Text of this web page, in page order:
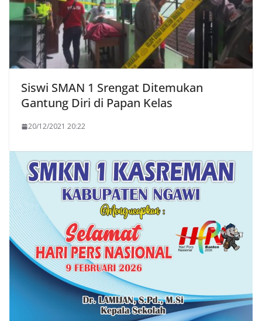
Siswi SMAN 1 Srengat Ditemukan
Gantung Diri di Papan Kelas
20/12/2021 20:22